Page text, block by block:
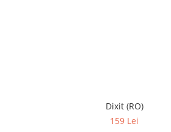
Dixit (RO)
159 Lei